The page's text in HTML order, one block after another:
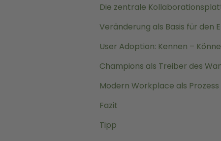
Die zentrale
Veränderung als Basis für den
User Adoption: Kennen –
Champions als Treiber des
Modern Workplace als
Fazit
Tipp